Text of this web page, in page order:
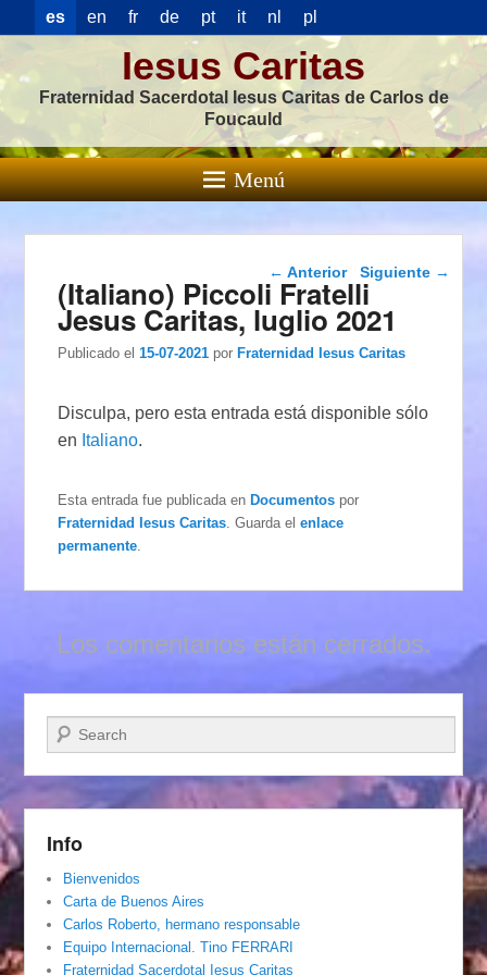
es en fr de pt it nl pl
Iesus Caritas
Fraternidad Sacerdotal Iesus Caritas de Carlos de
Foucauld
Menú
Navegación de
entradas
← Anterior Siguiente →
(Italiano) Piccoli Fratelli
Jesus Caritas, luglio 2021
Publicado el 15-07-2021 porFraternidad Iesus Caritas
Disculpa, pero esta entrada está disponible sólo
en Italiano.
Esta entrada fue publicada enDocumentos por
Fraternidad Iesus Caritas . Guarda elenlace
permanente
Los comentarios están cerrados.
Buscar
Info
Bienvenidos
Carta de Buenos Aires
Carlos Roberto, hermano responsable
Equipo Internacional. Tino FERRARI
Fraternidad Sacerdotal Iesus Caritas